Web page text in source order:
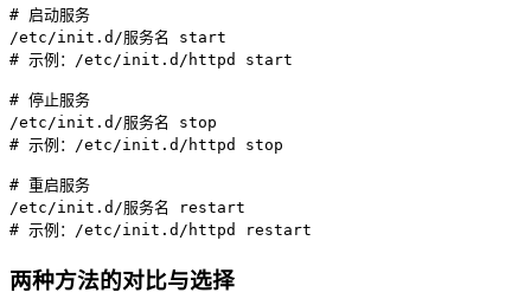
# 启动服务
# 示例：/etc/init.d/httpd start
# 停止服务
# 示例：/etc/init.d/httpd stop
# 重启服务
# 示例：/etc/init.d/httpd restart
两种方法的对比与选择